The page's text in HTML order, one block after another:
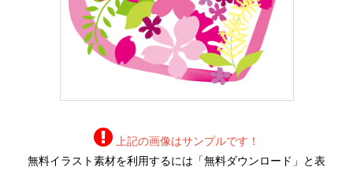
上記の画像はサンプルです！
無料イラスト素材を利用するには「無料ダウンロード」と表